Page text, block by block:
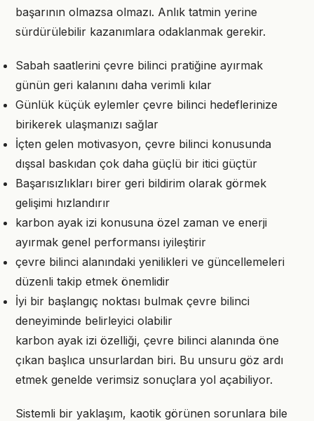
başarının olmazsa olmazı. Anlık tatmin yerine
sürdürülebilir kazanımlara odaklanmak gerekir.
Sabah saatlerini çevre bilinci pratiğine ayırmak
günün geri kalanını daha verimli kılar
Günlük küçük eylemler çevre bilinci hedeflerinize
birikerek ulaşmanızı sağlar
İçten gelen motivasyon, çevre bilinci konusunda
dışsal baskıdan çok daha güçlü bir itici güçtür
Başarısızlıkları birer geri bildirim olarak görmek
gelişimi hızlandırır
karbon ayak izi konusuna özel zaman ve enerji
ayırmak genel performansı iyileştirir
çevre bilinci alanındaki yenilikleri ve güncellemeleri
düzenli takip etmek önemlidir
İyi bir başlangıç noktası bulmak çevre bilinci
deneyiminde belirleyici olabilir
karbon ayak izi özelliği, çevre bilinci alanında öne
çıkan başlıca unsurlardan biri. Bu unsuru göz ardı
etmek genelde verimsiz sonuçlara yol açabiliyor.
Sistemli bir yaklaşım, kaotik görünen sorunlara bile